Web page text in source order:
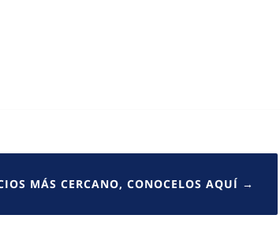
MÁS CERCANO, CONOCELOS AQUÍ →